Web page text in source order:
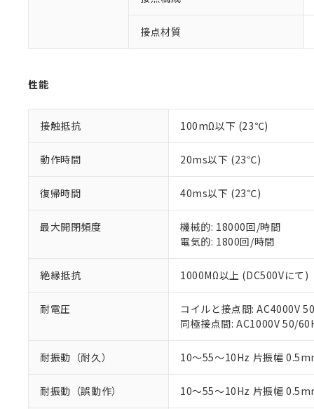
接点材質
性能
接触抵抗 100mΩ以下 (23℃)
動作時間 20ms以下 (23℃)
復帰時間 40ms以下 (23℃)
最大開閉頻度
機械的: 18000回/時間
電気的: 1800回/時間
絶縁抵抗 1000MΩ以上 (DC500Vにて)
耐電圧
コイルと接点間: AC4000V
同極接点間: AC1000V 50/
耐振動（耐久） 10～55～10Hz 片振幅
耐振動（誤動作） 10～55～10Hz 片振幅
以下の条件をお
のであり、
い。
当社販売員に
オムロン制
在庫状況お
す。
マイパーツ
ている必要が
お客様が当
さい。
※当社の共同
いる法人を
仕入先様の事情
フタル酸エステル類の
※2 対応予定月
部品在庫の切り替
※3 非含有証明
下記の非含有証明
EU RoHS指令（10
51物質の非含有証
※本証明書は発行
また、RoHS指令
混在することから
既に当社にて対応
り割愛しておりま
※1 中国
「○」：最大均質
Pb(鉛) :1000ppm、
Cr(Ⅵ)(六価クロム) :
DBP(フタル酸ジブチ
DEHP(フタル酸ビス(2-
「ｅ」：有害物質
「10」：通常の使
味します。
「－」：未確認で
当社は規制
ます。
当社は貴社
当社は、貴
また当社は
たしません。
○
△
－
機器販
空
白
受注生